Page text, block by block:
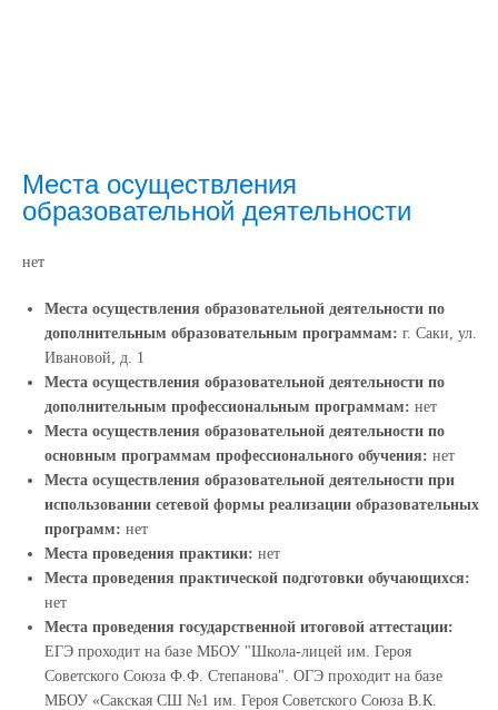
Места осуществления
образовательной деятельности
нет
Места осуществления образовательной деятельности по
дополнительным образовательным программам: г. Саки, ул.
Ивановой, д. 1
Места осуществления образовательной деятельности по
дополнительным профессиональным программам: нет
Места осуществления образовательной деятельности по
основным программам профессионального обучения: нет
Места осуществления образовательной деятельности при
использовании сетевой формы реализации образовательных
программ: нет
Места проведения практики: нет
Места проведения практической подготовки обучающихся:
нет
Места проведения государственной итоговой аттестации:
ЕГЭ проходит на базе МБОУ "Школа-лицей им. Героя
Советского Союза Ф.Ф. Степанова". ОГЭ проходит на базе
МБОУ «Сакская СШ №1 им. Героя Советского Союза В.К.